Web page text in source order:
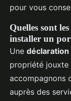
pour vous
Quelles sont
installer un
Une déclaration
propriété jouxte
accompagnons
auprès des